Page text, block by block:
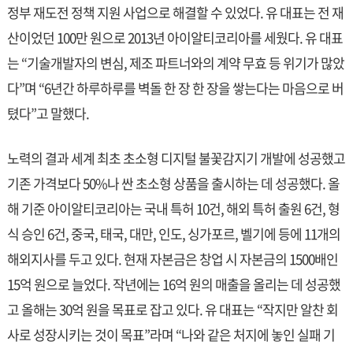
정부 재도전 정책 지원 사업으로 해결할 수 있었다. 유 대표는 전 재
산이었던 100만 원으로 2013년 아이알티코리아를 세웠다. 유 대표
는 “기술개발자의 변심, 제조 파트너와의 계약 무효 등 위기가 많았
다”며 “6년간 하루하루를 벽돌 한 장 한 장을 쌓는다는 마음으로 버
텼다”고 말했다.
노력의 결과 세계 최초 초소형 디지털 불꽃감지기 개발에 성공했고
기존 가격보다 50%나 싼 초소형 상품을 출시하는 데 성공했다. 올
해 기준 아이알티코리아는 국내 특허 10건, 해외 특허 출원 6건, 형
식 승인 6건, 중국, 태국, 대만, 인도, 싱가포르, 벨기에 등에 11개의
해외지사를 두고 있다. 현재 자본금은 창업 시 자본금의 1500배인
15억 원으로 늘었다. 작년에는 16억 원의 매출을 올리는 데 성공했
고 올해는 30억 원을 목표로 잡고 있다. 유 대표는 “작지만 알찬 회
사로 성장시키는 것이 목표”라며 “나와 같은 처지에 놓인 실패 기